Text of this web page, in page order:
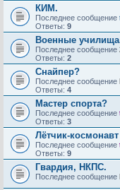
КИМ.
Последнее сообщение
Ответы: 9
Военные
Последнее сообщение
Ответы: 2
Снайпер?
Последнее сообщение
Ответы: 4
Мастер спорта?
Последнее сообщение
Ответы: 3
Лётчик-космонавт
Последнее сообщение
Ответы: 9
Гвардия, НКПС.
Последнее сообщение